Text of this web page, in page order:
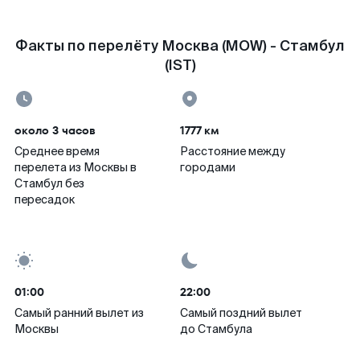
Факты по перелёту Москва (MOW) - Стамбул
(IST)
около 3 часов
Среднее время
перелета из Москвы в
Стамбул без
пересадок
1777 км
Расстояние между
городами
01:00
Самый ранний вылет из
Москвы
22:00
Самый поздний вылет
до Стамбула